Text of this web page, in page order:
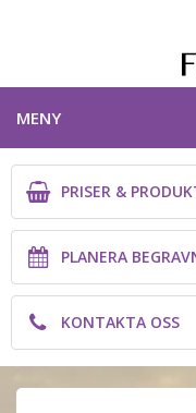
MENY
PRISER &
PLANERA
KONTAKTA OSS
PRISER &
PLANERA
KONTAKTA OSS